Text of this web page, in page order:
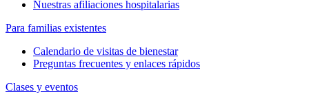
Nuestras afiliaciones hospitalarias
Para familias existentes
Calendario de visitas de bienestar
Preguntas frecuentes y enlaces rápidos
Clases y eventos